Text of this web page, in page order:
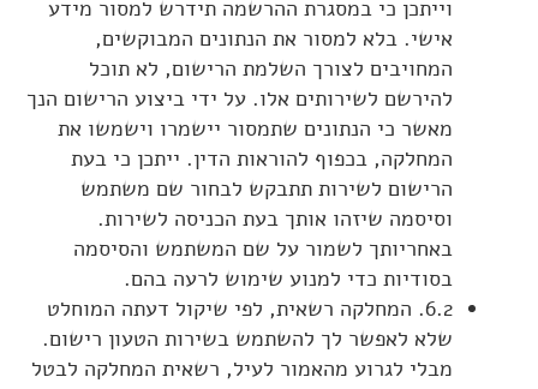
וייתכן כי במסגרת ההרשמה תידרש למסור מידע
אישי. בלא למסור את הנתונים המבוקשים,
המחויבים לצורך השלמת הרישום, לא תוכל
להירשם לשירותים אלו. על ידי ביצוע הרישום הנך
מאשר כי הנתונים שתמסור יישמרו וישמשו את
המחלקה, בכפוף להוראות הדין. ייתכן כי בעת
הרישום לשירות תתבקש לבחור שם משתמש
וסיסמה שיזהו אותך בעת הכניסה לשירות.
באחריותך לשמור על שם המשתמש והסיסמה
בסודיות כדי למנוע שימוש לרעה בהם.
6.2. המחלקה רשאית, לפי שיקול דעתה המוחלט
שלא לאפשר לך להשתמש בשירות הטעון רישום.
מבלי לגרוע מהאמור לעיל, רשאית המחלקה לבטל